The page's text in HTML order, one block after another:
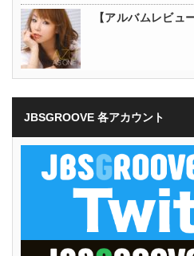
【アルバムレビュ
JBSGROOVE 各アカウント